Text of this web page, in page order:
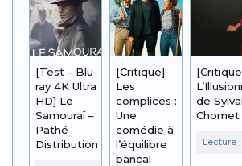
[Test – Blu-
ray 4K Ultra
HD] Le
Samouraï –
Pathé
Distribution
[Critique]
Les
complices :
Une
comédie à
l’équilibre
bancal
de
Chomet